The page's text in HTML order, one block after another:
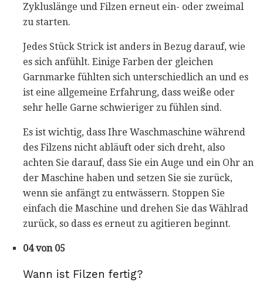
Zykluslänge und Filzen erneut ein- oder zweimal
zu starten.
Jedes Stück Strick ist anders in Bezug darauf, wie
es sich anfühlt. Einige Farben der gleichen
Garnmarke fühlten sich unterschiedlich an und es
ist eine allgemeine Erfahrung, dass weiße oder
sehr helle Garne schwieriger zu fühlen sind.
Es ist wichtig, dass Ihre Waschmaschine während
des Filzens nicht abläuft oder sich dreht, also
achten Sie darauf, dass Sie ein Auge und ein Ohr an
der Maschine haben und setzen Sie sie zurück,
wenn sie anfängt zu entwässern. Stoppen Sie
einfach die Maschine und drehen Sie das Wählrad
zurück, so dass es erneut zu agitieren beginnt.
04 von 05
Wann ist Filzen fertig?